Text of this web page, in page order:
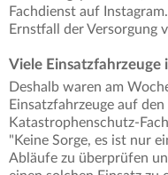
Fachdienst auf
Ernstfall der Versorgung
Viele Einsatzfahrzeuge
Deshalb waren am
Einsatzfahrzeuge auf
Katastrophenschutz-
"Keine Sorge, es ist nur
Abläufe zu überprüfen